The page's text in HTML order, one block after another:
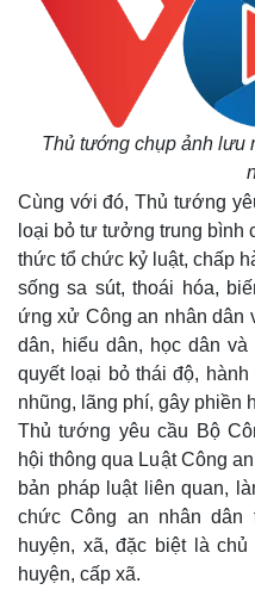
Thủ tướng chụp ảnh lưu
Cùng với đó, Thủ tướng
loại bỏ tư tưởng trung bình
thức tổ chức kỷ luật, chấp
sống sa sút, thoái hóa,
ứng xử Công an nhân dân
dân, hiểu dân, học dân
quyết loại bỏ thái độ,
nhũng, lãng phí, gây phiền
Thủ tướng yêu cầu Bộ
hội thông qua Luật Công
bản pháp luật liên quan,
chức Công an nhân dân
huyện, xã, đặc biệt là
huyện, cấp xã.